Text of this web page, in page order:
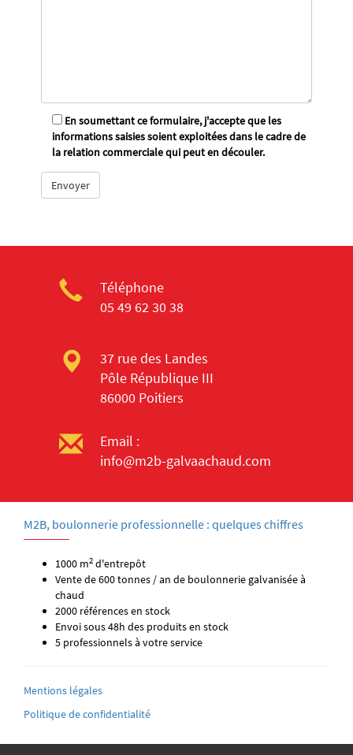
En soumettant ce formulaire, j'accepte que les
informations saisies soient exploitées dans le cadre de
la relation commerciale qui peut en découler.
Téléphone
05 49 62 30 38
37 rue des Landes
Pôle République III
86000 Poitiers
Email :
info@m2b-galvaachaud.com
M2B, boulonnerie professionnelle : quelques chiffres
1000 m2 d'entrepôt
Vente de 600 tonnes / an de boulonnerie galvanisée à
chaud
2000 références en stock
Envoi sous 48h des produits en stock
5 professionnels à votre service
Mentions légales
Politique de confidentialité